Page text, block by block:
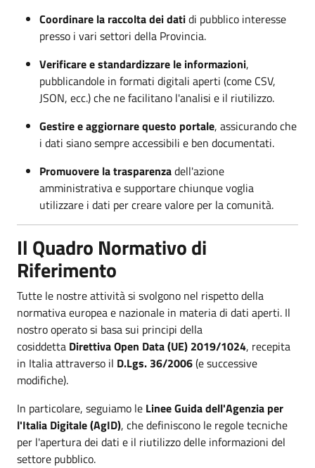
Coordinare la raccolta dei datidi pubblico interesse
presso i vari settori della Provincia.
Verificare e standardizzare le informazioni,
pubblicandole in formati digitali aperti (come CSV,
JSON, ecc.) che ne facilitano l'analisi e il riutilizzo.
Gestire e aggiornare questo portale, assicurando che
i dati siano sempre accessibili e ben documentati.
Promuovere la trasparenzadell'azione
amministrativa e supportare chiunque voglia
utilizzare i dati per creare valore per la comunità.
Il Quadro Normativo di
Riferimento
Tutte le nostre attività si svolgono nel rispetto della
normativa europea e nazionale in materia di dati aperti. Il
nostro operato si basa sui principi della
cosiddetta Direttiva Open Data (UE) 2019/1024, recepita
in Italia attraverso il D.Lgs. 36/2006(e successive
modifiche).
In particolare, seguiamo le Linee Guida dell'Agenzia per
l'Italia Digitale (AgID), che definiscono le regole tecniche
per l'apertura dei dati e il riutilizzo delle informazioni del
settore pubblico.